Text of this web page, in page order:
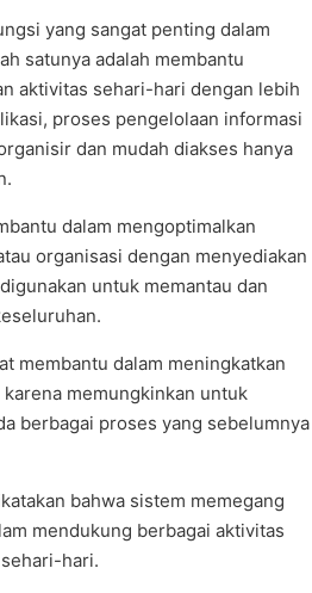
yang sangat penting dalam
satunya adalah membantu
aktivitas sehari-hari dengan lebih
proses pengelolaan informasi
dan mudah diakses hanya
dalam mengoptimalkan
organisasi dengan menyediakan
untuk memantau dan
membantu dalam meningkatkan
memungkinkan untuk
berbagai proses yang sebelumnya
bahwa sistem memegang
mendukung berbagai aktivitas
hari.